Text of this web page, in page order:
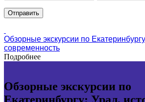
Обзорные экскурсии по
современность
Подробнее
Обзорные экскурсии по